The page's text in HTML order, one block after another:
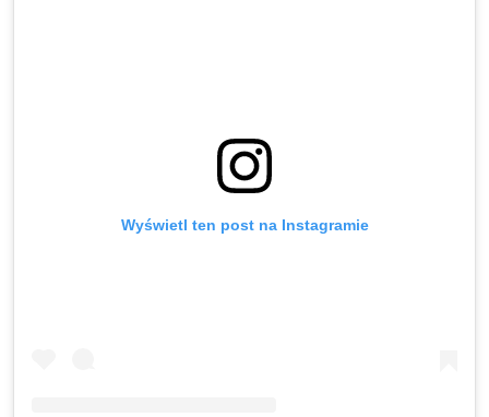
Wyświetl ten post na Instagramie